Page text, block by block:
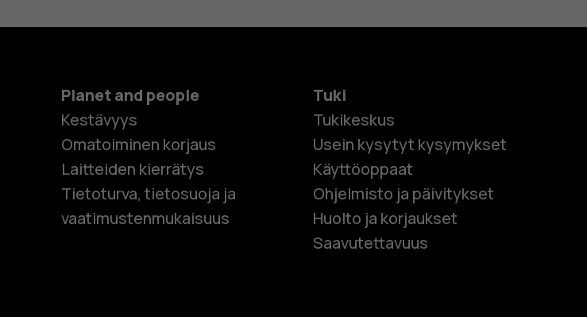
Älypuhelimet
Perinteiset puhelimet
Planet and people
Kestävyys
Omatoiminen korjaus
Laitteiden kierrätys
Tietoturva, tietosuoja ja
vaatimustenmukaisuus
Tuki
Tukikeskus
Usein kysytyt kysymykset
Käyttöoppaat
Ohjelmisto ja päivitykset
Huolto ja korjaukset
Saavutettavuus